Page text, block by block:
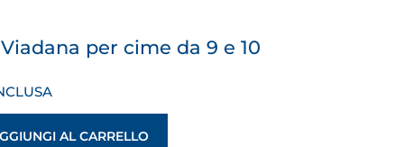
per cime da 9 e 10
AL CARRELLO